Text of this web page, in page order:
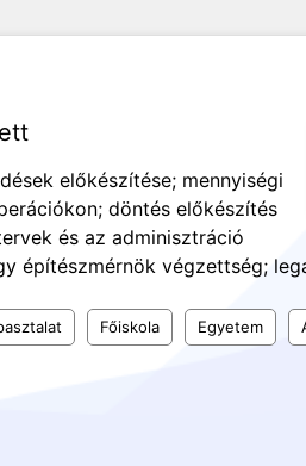
előkészítése; mennyiségi
döntés előkészítés
és az adminisztráció
építészmérnök végzettség;
Főiskola Egyetem